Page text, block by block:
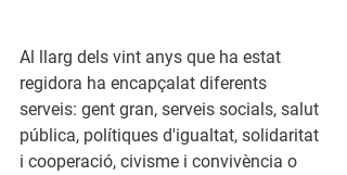
Al llarg dels vint anys que ha estat
regidora ha encapçalat diferents
serveis: gent gran, serveis socials, salut
pública, polítiques d'igualtat, solidaritat
i cooperació, civisme i convivència o